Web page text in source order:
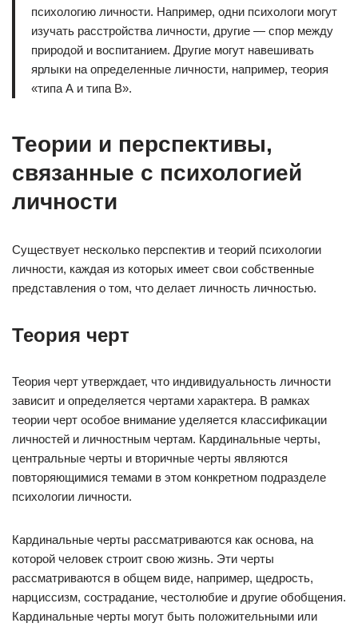
психологию личности. Например, одни психологи могут
изучать расстройства личности, другие — спор между
природой и воспитанием. Другие могут навешивать
ярлыки на определенные личности, например, теория
«типа А и типа В».
Теории и перспективы,
связанные с психологией
личности
Существует несколько перспектив и теорий психологии
личности, каждая из которых имеет свои собственные
представления о том, что делает личность личностью.
Теория черт
Теория черт утверждает, что индивидуальность личности
зависит и определяется чертами характера. В рамках
теории черт особое внимание уделяется классификации
личностей и личностным чертам. Кардинальные черты,
центральные черты и вторичные черты являются
повторяющимися темами в этом конкретном подразделе
психологии личности.
Кардинальные черты рассматриваются как основа, на
которой человек строит свою жизнь. Эти черты
рассматриваются в общем виде, например, щедрость,
нарциссизм, сострадание, честолюбие и другие обобщения.
Кардинальные черты могут быть положительными или